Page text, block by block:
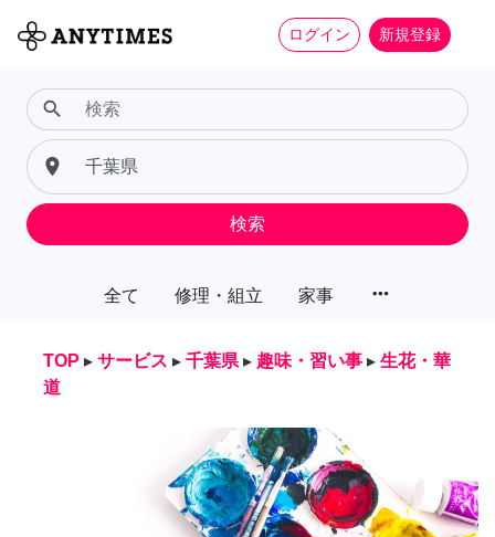
ログイン 新規登録
全て 修理・組立 家事 more_horiz
search
place
検索
TOP ▸ サービス ▸ 千葉県 ▸ 趣味・習い事 ▸ 生花・華
道